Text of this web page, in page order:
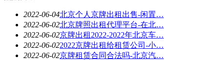
2022-06-04北京个人京牌出租出售-闲置…
2022-06-02北京牌照出租代理平台-在北…
2022-06-02京牌出租2022-2022年北京车…
2022-06-022022京牌出租给租赁公司-小…
2022-06-02京牌租赁合同合法吗-北京汽…